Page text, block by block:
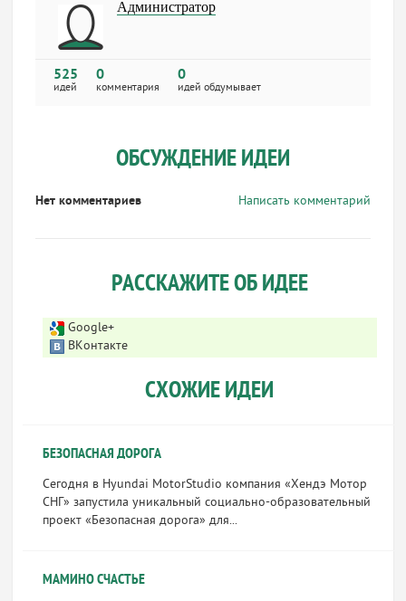
Администратор
525
идей
0
комментария
0
идей обдумывает
ОБСУЖДЕНИЕ ИДЕИ
Написать комментарий
Нет комментариев
РАССКАЖИТЕ ОБ ИДЕЕ
Google+
ВКонтакте
СХОЖИЕ ИДЕИ
БЕЗОПАСНАЯ ДОРОГА
Сегодня в Hyundai MotorStudio компания «Хендэ Мотор
СНГ» запустила уникальный социально-образовательный
проект «Безопасная дорога» для...
МАМИНО СЧАСТЬЕ